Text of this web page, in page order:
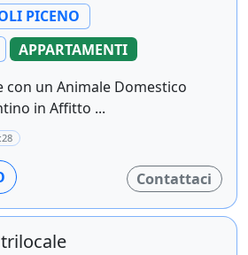
PICENO
APPARTAMENTI
con un Animale Domestico
in Affitto ...
Contattaci